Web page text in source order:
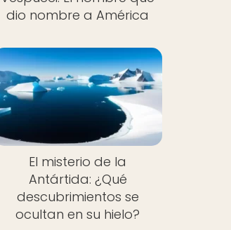
dio nombre a América
El misterio de la
Antártida: ¿Qué
descubrimientos se
ocultan en su hielo?